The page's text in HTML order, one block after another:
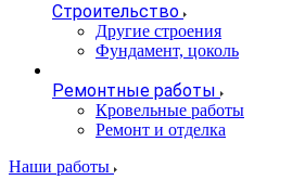
Строительство
Другие строения
Фундамент, цоколь
Ремонтные работы
Кровельные работы
Ремонт и отделка
Наши работы